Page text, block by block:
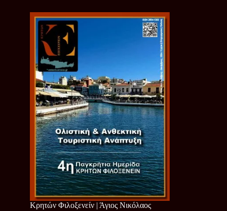
Κρητών Φιλοξενείν | Άγιος Νικόλαος